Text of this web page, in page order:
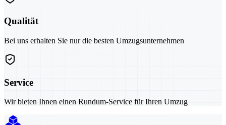
Qualität
Bei uns erhalten Sie nur die besten Umzugsunternehmen
Service
Wir bieten Ihnen einen Rundum-Service für Ihren Umzug